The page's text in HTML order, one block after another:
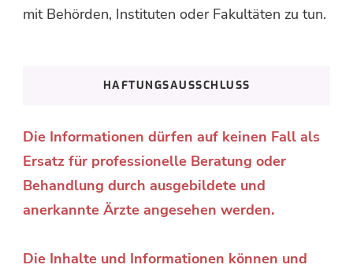
mit Behörden, Instituten oder Fakultäten zu tun.
HAFTUNGSAUSSCHLUSS
Die Informationen dürfen auf keinen Fall als
Ersatz für professionelle Beratung oder
Behandlung durch ausgebildete und
anerkannte Ärzte angesehen werden.
Die Inhalte und Informationen können und